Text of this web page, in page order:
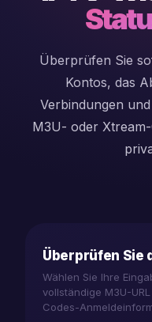
player
xtream
player
m3u
player
player
firestick
player
Überprüfen Sie
Kontos, das
Verbindungen
M3U- oder
Überprüfen Sie
Wählen Sie Ihre
vollständige M3U-
Codes-